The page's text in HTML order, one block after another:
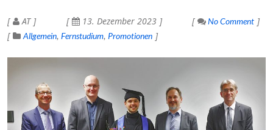
AT 13. Dezember 2023
No Comment
Allgemein Fernstudium Promotionen